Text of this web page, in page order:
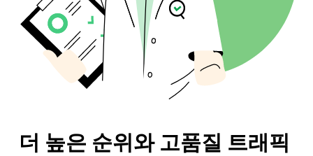
번역기
스니펫 미리보기
블로그 글 아이디어 생성기
더 높은 순위와 고품질 트래픽